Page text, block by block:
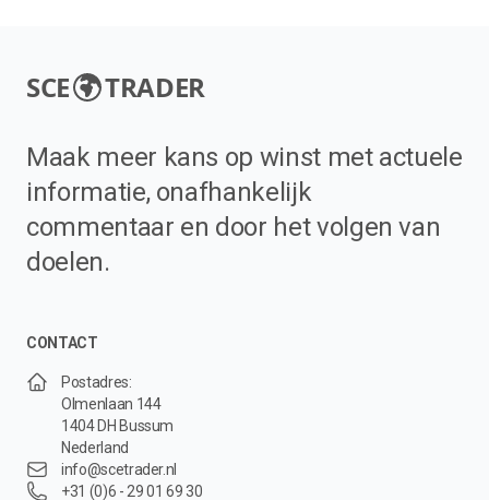
SCE TRADER
Maak meer kans op winst met actuele
informatie, onafhankelijk
commentaar en door het volgen van
doelen.
CONTACT
Postadres:
Olmenlaan 144
1404 DH Bussum
Nederland
info@scetrader.nl
+31 (0)6 - 29 01 69 30